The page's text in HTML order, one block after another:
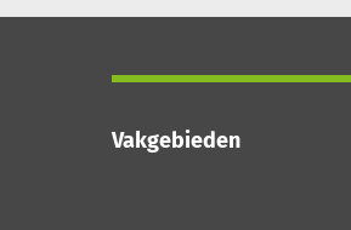
Vakgebieden